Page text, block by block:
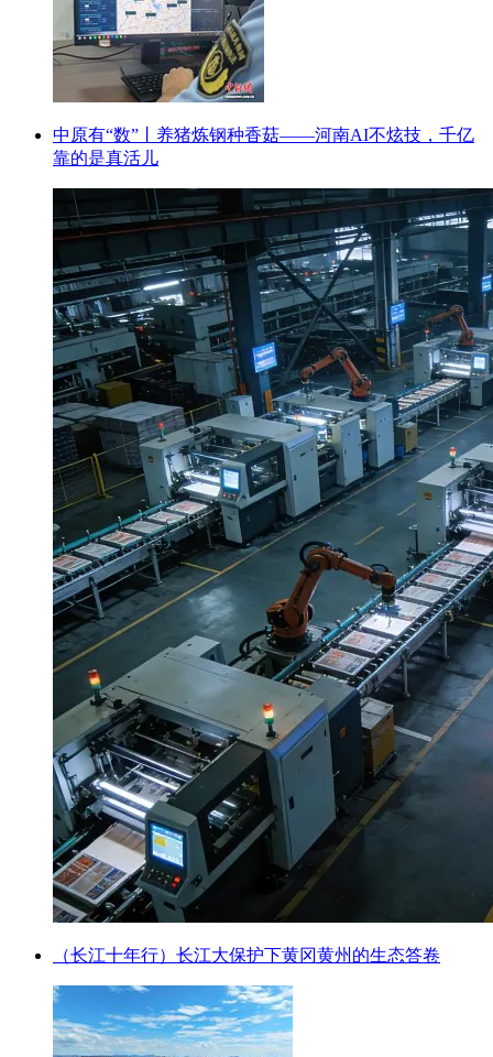
中原有“数”丨养猪炼钢种香菇——河南AI不炫技，千亿
靠的是真活儿
（长江十年行）长江大保护下黄冈黄州的生态答卷